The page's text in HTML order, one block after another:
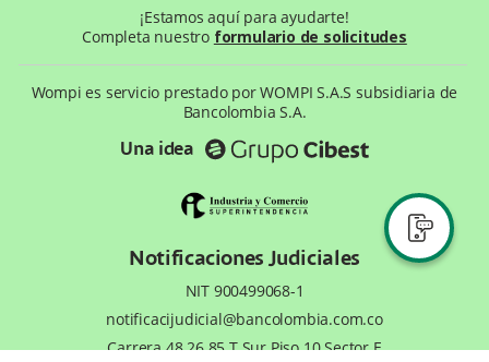
¡Estamos aquí para ayudarte!
Completa nuestro formulario de solicitudes
Wompi es servicio prestado por WOMPI S.A.S subsidiaria de
Bancolombia S.A.
Una idea
Notificaciones Judiciales
NIT 900499068-1
notificacijudicial@bancolombia.com.co
Carrera 48 26 85 T.Sur Piso 10 Sector E